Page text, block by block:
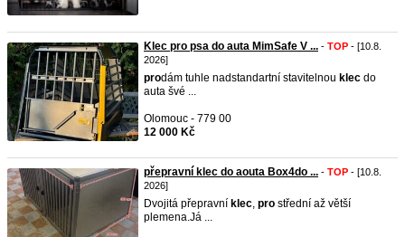
Klec pro psa do auta MimSafe V ... - TOP - [10.8.
2026]
prodám tuhle nadstandartní stavitelnou klec do
auta švé ...
Olomouc - 779 00
12 000 Kč
přepravní klec do aouta Box4do ... - TOP - [10.8.
2026]
Dvojitá přepravní klec, pro střední až větší
plemena.Já ...